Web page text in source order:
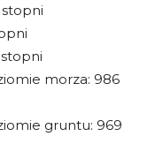
morza: 986
gruntu: 969